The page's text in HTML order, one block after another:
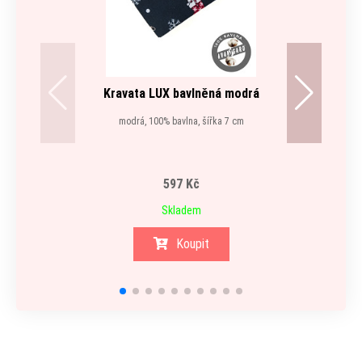
Kravata LUX bavlněná modrá
modrá, 100% bavlna, šířka 7 cm
597 Kč
Skladem
Koupit